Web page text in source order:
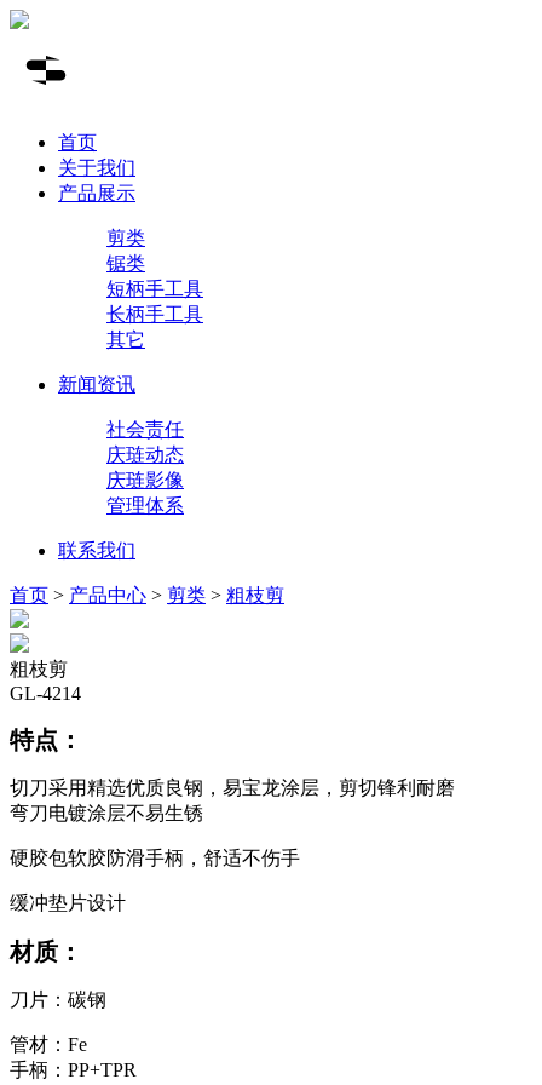
首页
关于我们
产品展示
剪类
锯类
短柄手工具
长柄手工具
其它
新闻资讯
社会责任
庆琏动态
庆琏影像
管理体系
联系我们
首页 > 产品中心 > 剪类 > 粗枝剪
粗枝剪
GL-4214
特点：
切刀采用精选优质良钢，易宝龙涂层，剪切锋利耐磨
弯刀电镀涂层不易生锈
硬胶包软胶防滑手柄，舒适不伤手
缓冲垫片设计
材质：
刀片：碳钢
管材：Fe
手柄：PP+TPR